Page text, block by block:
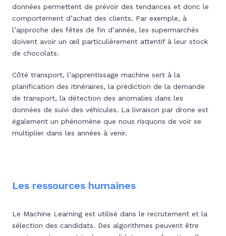
données permettent de prévoir des tendances et donc le
comportement d’achat des clients. Par exemple, à
l’approche des fêtes de fin d’année, les supermarchés
doivent avoir un œil particulièrement attentif à leur stock
de chocolats.
Côté transport, l’apprentissage machine sert à la
planification des itinéraires, la prédiction de la demande
de transport, la détection des anomalies dans les
données de suivi des véhicules. La livraison par drone est
également un phénomène que nous risquons de voir se
multiplier dans les années à venir.
Les ressources humaines
Le Machine Learning est utilisé dans le recrutement et la
sélection des candidats. Des algorithmes peuvent être